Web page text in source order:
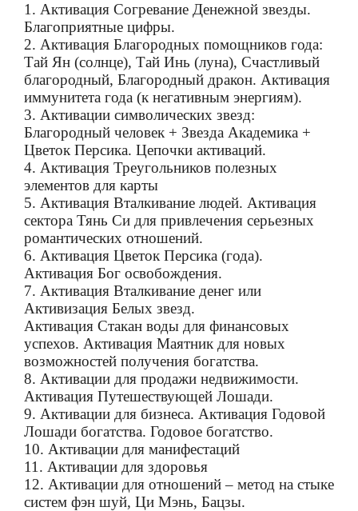
1. Активация Согревание Денежной звезды.
Благоприятные цифры.
2. Активация Благородных помощников года:
Тай Ян (солнце), Тай Инь (луна), Счастливый
благородный, Благородный дракон. Активация
иммунитета года (к негативным энергиям).
3. Активации символических звезд:
Благородный человек + Звезда Академика +
Цветок Персика. Цепочки активаций.
4. Активация Треугольников полезных
элементов для карты
5. Активация Вталкивание людей. Активация
сектора Тянь Си для привлечения серьезных
романтических отношений.
6. Активация Цветок Персика (года).
Активация Бог освобождения.
7. Активация Вталкивание денег или
Активизация Белых звезд.
Активация Стакан воды для финансовых
успехов. Активация Маятник для новых
возможностей получения богатства.
8. Активации для продажи недвижимости.
Активация Путешествующей Лошади.
9. Активации для бизнеса. Активация Годовой
Лошади богатства. Годовое богатство.
10. Активации для манифестаций
11. Активации для здоровья
12. Активации для отношений – метод на стыке
систем фэн шуй, Ци Мэнь, Бацзы.